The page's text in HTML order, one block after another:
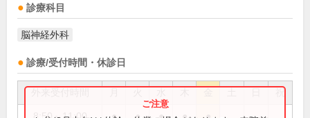
診療科目
脳神経外科
診療/受付時間・休診日
祝